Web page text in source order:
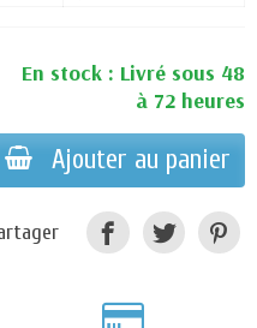
En stock : Livré sous 48
à 72 heures
Ajouter au panier